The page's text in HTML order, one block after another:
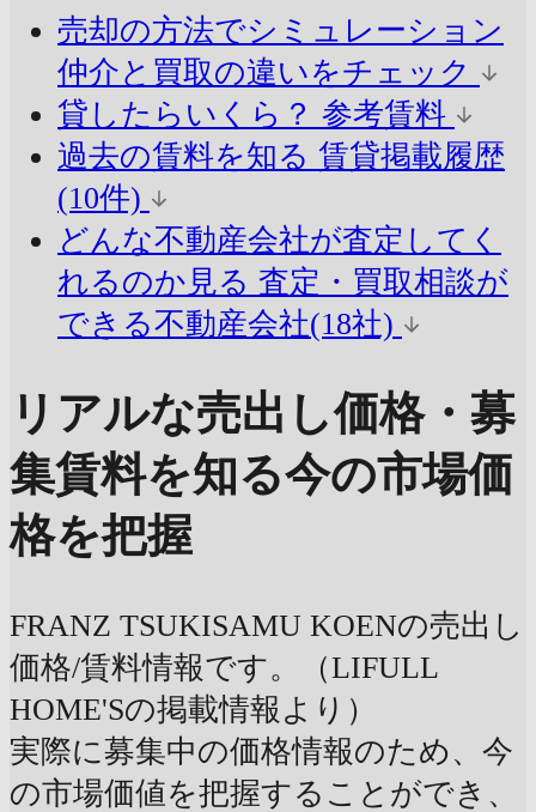
売却の方法でシミュレーション
仲介と買取の違いをチェック
貸したらいくら？ 参考賃料
過去の賃料を知る 賃貸掲載履歴
(10件)
どんな不動産会社が査定してく
れるのか見る 査定・買取相談が
できる不動産会社(18社)
リアルな売出し価格・募
集賃料を知る今の市場価
格を把握
FRANZ TSUKISAMU KOENの売出し
価格/賃料情報です。（LIFULL
HOME'Sの掲載情報より）
実際に募集中の価格情報のため、今
の市場価値を把握することができ、